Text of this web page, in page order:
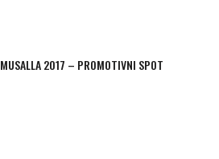
MUSALLA 2017 – PROMOTIVNI SPOT